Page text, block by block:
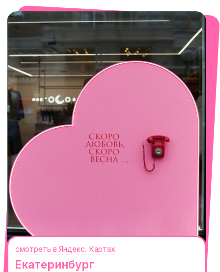
Екатеринбург
Сакко и Ванцетти, 99
+7 (922) 030-63-11
смотреть в Яндекс. Картах
Сочи
Горная Карусель, 3
смотреть в Яндекс. Картах